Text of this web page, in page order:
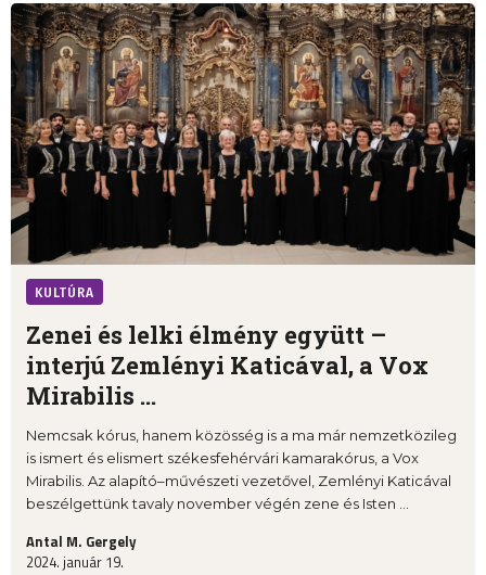
KULTÚRA
Zenei és lelki élmény együtt –
interjú Zemlényi Katicával, a Vox
Mirabilis ...
Nemcsak kórus, hanem közösség is a ma már nemzetközileg
is ismert és elismert székesfehérvári kamarakórus, a Vox
Mirabilis. Az alapító–művészeti vezetővel, Zemlényi Katicával
beszélgettünk tavaly november végén zene és Isten ...
Antal M. Gergely
2024. január 19.